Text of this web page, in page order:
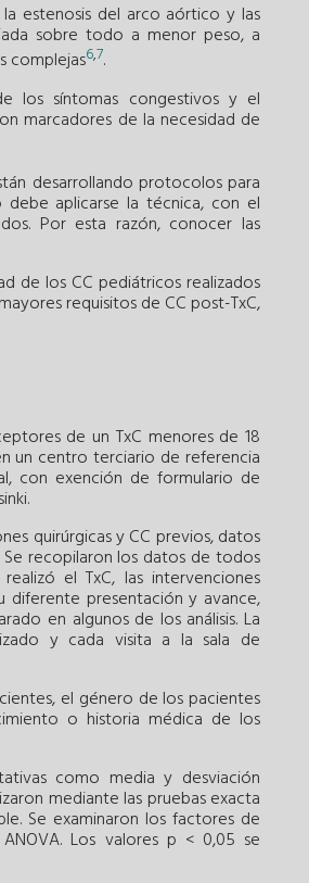
estenosis del arco aórtico y las
sobre todo a menor peso, a
complejas6,7.
los síntomas congestivos y el
marcadores de la necesidad de
desarrollando protocolos para
aplicarse la técnica, con el
Por esta razón, conocer las
de los CC pediátricos realizados
requisitos de CC post-TxC,
de un TxC menores de 18
un centro terciario de referencia
con exención de formulario de
quirúrgicas y CC previos, datos
Se recopilaron los datos de todos
el TxC, las intervenciones
diferente presentación y avance,
en algunos de los análisis. La
y cada visita a la sala de
el género de los pacientes
o historia médica de los
como media y desviación
mediante las pruebas exacta
Se examinaron los factores de
Los valores p < 0,05 se